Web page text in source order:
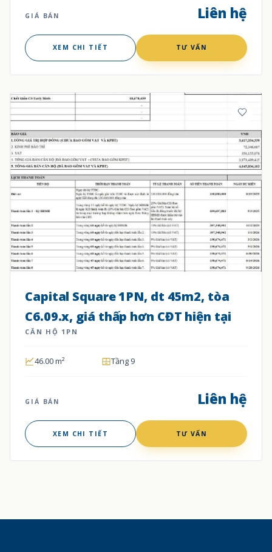
GIÁ BÁN Liên hệ
XEM CHI TIẾT TƯ VẤN
Capital Square 1PN, dt 45m2, tòa
C6.09.x, giá thấp hơn CĐT hiện tại
CĂN HỘ 1PN
46.00 m² Tầng 9
GIÁ BÁN Liên hệ
XEM CHI TIẾT TƯ VẤN